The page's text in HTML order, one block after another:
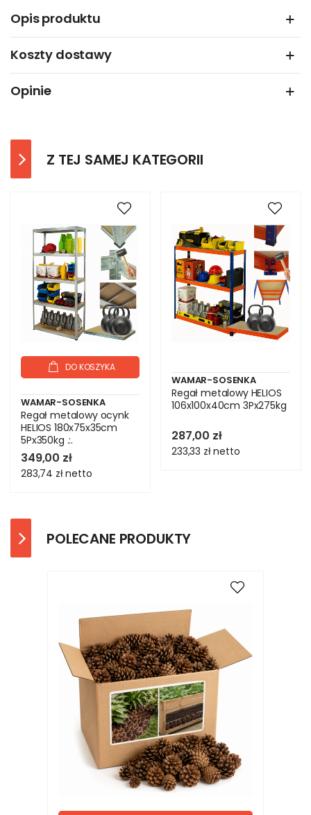
Opis produktu
Koszty dostawy
Opinie
Z TEJ SAMEJ KATEGORII
DO KOSZYKA
WAMAR-SOSENKA
Regał metalowy ocynk
HELIOS 180x75x35cm
5Px350kg .:.
349,00 zł
283,74 złnetto
WAMAR-SOSENKA
Regał metalowy HELIOS
106x100x40cm 3Px275kg
287,00 zł
233,33 złnetto
POLECANE PRODUKTY